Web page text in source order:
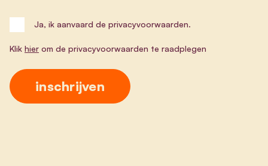
Ja, ik aanvaard de privacyvoorwaarden.
Klik hier om de privacyvoorwaarden te raadplegen